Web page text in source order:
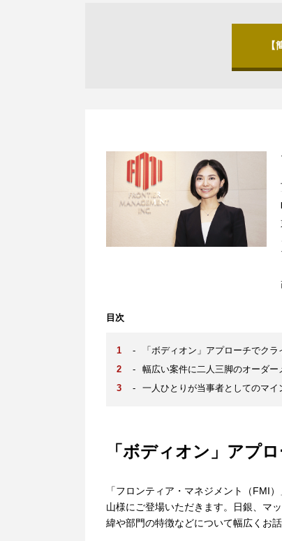
目次
-
「ボディオン」アプローチでク
-
幅広い案件に二人三脚のオーダー
-
一人ひとりが当事者としてのマイ
「ボディオン」アプ
「フロンティア・マネジメント（FMI
山様にご登場いただきます。日銀、マ
緯や部門の特徴などについて幅広くお話